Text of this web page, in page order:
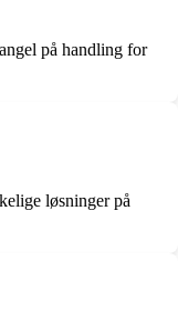
på handling for
løsninger på